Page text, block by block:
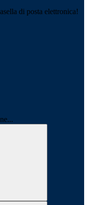
di posta elettronica!